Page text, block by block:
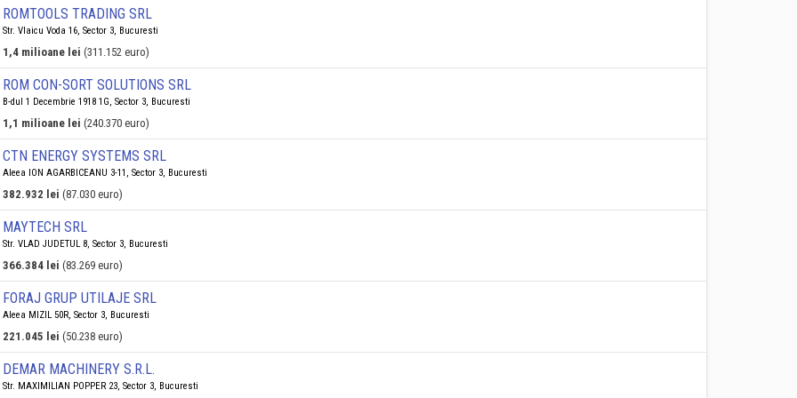
ROMTOOLS TRADING SRL
Str. Vlaicu Voda 16, Sector 3, Bucuresti
1,4 milioane lei (311.152 euro)
ROM CON-SORT SOLUTIONS SRL
B-dul 1 Decembrie 1918 1G, Sector 3, Bucuresti
1,1 milioane lei (240.370 euro)
CTN ENERGY SYSTEMS SRL
Aleea ION AGARBICEANU 3-11, Sector 3, Bucuresti
382.932 lei (87.030 euro)
MAYTECH SRL
Str. VLAD JUDETUL 8, Sector 3, Bucuresti
366.384 lei (83.269 euro)
FORAJ GRUP UTILAJE SRL
Aleea MIZIL 50R, Sector 3, Bucuresti
221.045 lei (50.238 euro)
DEMAR MACHINERY S.R.L.
Str. MAXIMILIAN POPPER 23, Sector 3, Bucuresti